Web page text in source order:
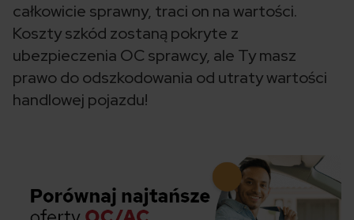
całkowicie sprawny, traci on na wartości.
Koszty szkód zostaną pokryte z
ubezpieczenia OC sprawcy, ale Ty masz
prawo do odszkodowania od utraty wartości
handlowej pojazdu!